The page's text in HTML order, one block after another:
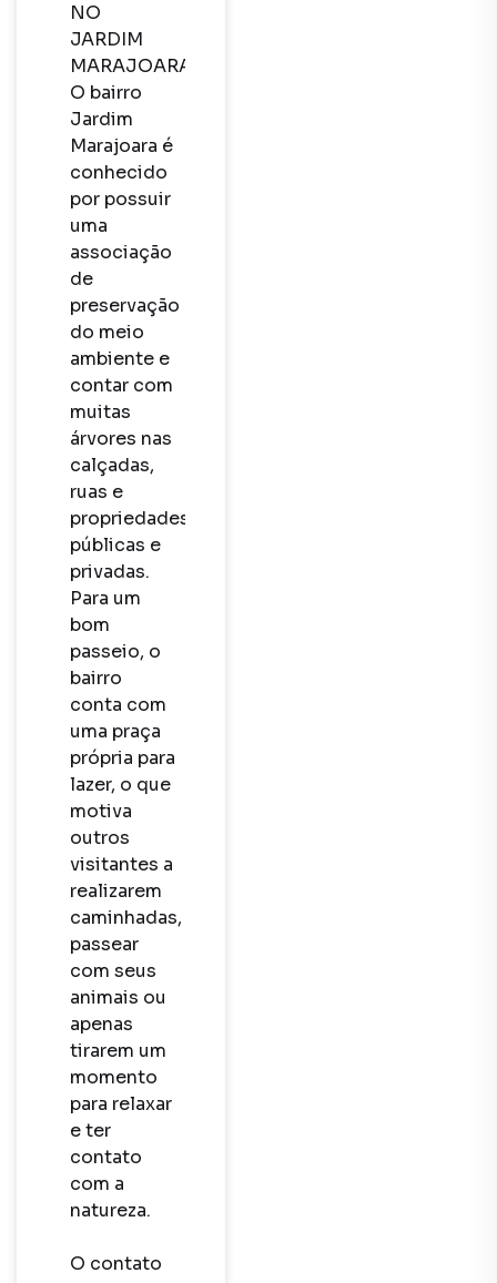
NO
JARDIM
MARAJOARA
O bairro
Jardim
Marajoara é
conhecido
por possuir
uma
associação
de
preservação
do meio
ambiente e
contar com
muitas
árvores nas
calçadas,
ruas e
propriedades
públicas e
privadas.
Para um
bom
passeio, o
bairro
conta com
uma praça
própria para
lazer, o que
motiva
outros
visitantes a
realizarem
caminhadas,
passear
com seus
animais ou
apenas
tirarem um
momento
para relaxar
e ter
contato
com a
natureza.
O contato